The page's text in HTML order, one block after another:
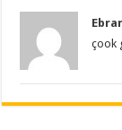
çook